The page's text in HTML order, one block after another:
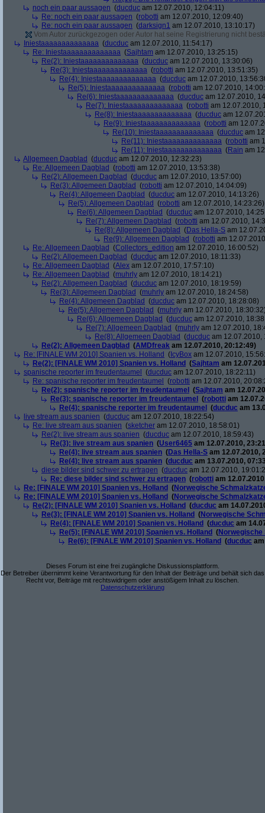
noch ein paar aussagen (ducduc am 12.07.2010, 12:04:11)
Re: noch ein paar aussagen (robotti am 12.07.2010, 12:09:40)
Re: noch ein paar aussagen (darksign1 am 12.07.2010, 13:10:17)
Vom Autor zurückgezogen oder Autor hat seine Registrierung nicht
Iniestaaaaaaaaaaaaaa (ducduc am 12.07.2010, 11:54:17)
Re: Iniestaaaaaaaaaaaaaa (Sajhtam am 12.07.2010, 13:25:15)
Re(2): Iniestaaaaaaaaaaaaaa (ducduc am 12.07.2010, 13:30:06)
Re(3): Iniestaaaaaaaaaaaaaa (robotti am 12.07.2010, 13:51:35)
Re(4): Iniestaaaaaaaaaaaaaa (ducduc am 12.07.2010,
Re(5): Iniestaaaaaaaaaaaaaa (robotti am 12.07.2010,
Re(6): Iniestaaaaaaaaaaaaaa (ducduc am 12.07.2010,
Re(7): Iniestaaaaaaaaaaaaaa (robotti am 12.07.2010,
Re(8): Iniestaaaaaaaaaaaaaa (ducduc am
Re(9): Iniestaaaaaaaaaaaaaa (robotti am
Re(10): Iniestaaaaaaaaaaaaaa (ducduc am
Re(11): Iniestaaaaaaaaaaaaaa (robotti am
Re(11): Iniestaaaaaaaaaaaaaa (Rain am
Allgemeen Dagblad (ducduc am 12.07.2010, 12:32:23)
Re: Allgemeen Dagblad (robotti am 12.07.2010, 13:53:38)
Re(2): Allgemeen Dagblad (ducduc am 12.07.2010, 13:57:00)
Re(3): Allgemeen Dagblad (robotti am 12.07.2010, 14:04:09)
Re(4): Allgemeen Dagblad (ducduc am 12.07.2010, 14:13:26)
Re(5): Allgemeen Dagblad (robotti am 12.07.2010, 14:23:26)
Re(6): Allgemeen Dagblad (ducduc am 12.07.2010,
Re(7): Allgemeen Dagblad (robotti am 12.07.2010,
Re(8): Allgemeen Dagblad (Das Hella-S am
Re(9): Allgemeen Dagblad (robotti am
Re: Allgemeen Dagblad (Collectors_edition am 12.07.2010, 16:00:52)
Re(2): Allgemeen Dagblad (ducduc am 12.07.2010, 18:11:33)
Re: Allgemeen Dagblad (Alex am 12.07.2010, 17:57:10)
Re: Allgemeen Dagblad (muhrly am 12.07.2010, 18:14:21)
Re(2): Allgemeen Dagblad (ducduc am 12.07.2010, 18:19:59)
Re(3): Allgemeen Dagblad (muhrly am 12.07.2010, 18:24:58)
Re(4): Allgemeen Dagblad (ducduc am 12.07.2010, 18:28:08)
Re(5): Allgemeen Dagblad (muhrly am 12.07.2010,
Re(6): Allgemeen Dagblad (ducduc am 12.07.2010,
Re(7): Allgemeen Dagblad (muhrly am 12.07.2010,
Re(8): Allgemeen Dagblad (ducduc am 12.07.2010,
Re(2): Allgemeen Dagblad (AMDfreak am 12.07.2010, 20:12:49)
Re: [FINALE WM 2010] Spanien vs. Holland ( IcyBox am 12.07.2010,
Re(2): [FINALE WM 2010] Spanien vs. Holland (Sajhtam am
spanische reporter im freudentaumel
(ducduc am 12.07.2010, 18:22:11)
Re: spanische reporter im freudentaumel
(robotti am 12.07.2010,
Re(2): spanische reporter im freudentaumel
(Sajhtam am
Re(3): spanische reporter im freudentaumel
(robotti am
Re(4): spanische reporter im freudentaumel
(ducduc am
live stream aus spanien (ducduc am 12.07.2010, 18:22:54)
Re: live stream aus spanien (sketcher am 12.07.2010, 18:58:01)
Re(2): live stream aus spanien (ducduc am 12.07.2010, 18:59:43)
Re(3): live stream aus spanien (User6465 am 12.07.2010,
Re(4): live stream aus spanien (Das Hella-S am 12.07.2010,
Re(4): live stream aus spanien (ducduc am 13.07.2010,
diese bilder sind schwer zu ertragen (ducduc am 12.07.2010,
Re: diese bilder sind schwer zu ertragen (robotti am
Re: [FINALE WM 2010] Spanien vs. Holland (Norwegische
Re: [FINALE WM 2010] Spanien vs. Holland (Norwegische
Re(2): [FINALE WM 2010] Spanien vs. Holland (ducduc am
Re(3): [FINALE WM 2010] Spanien vs. Holland (Norwegische
Re(4): [FINALE WM 2010] Spanien vs. Holland (ducduc am
Re(5): [FINALE WM 2010] Spanien vs. Holland (
Re(6): [FINALE WM 2010] Spanien vs. Holland (ducduc
Dieses Forum ist eine frei zugängliche Diskussionsplattform.
Der Betreiber übernimmt keine Verantwortung für den Inhalt der Beiträge und behält sich das
Recht vor, Beiträge mit rechtswidrigem oder anstößigem Inhalt zu löschen.
Datenschutzerklärung